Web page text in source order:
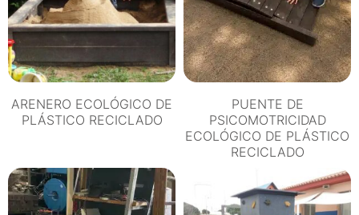
ARENERO ECOLÓGICO DE
PLÁSTICO RECICLADO
PUENTE DE
PSICOMOTRICIDAD
ECOLÓGICO DE PLÁSTICO
RECICLADO